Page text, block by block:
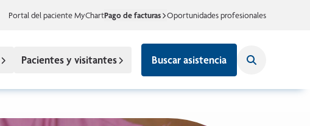
Portal del paciente MyChartPago de facturas Oportunidades profesionales
Pacientes y visitantes Buscar asistencia